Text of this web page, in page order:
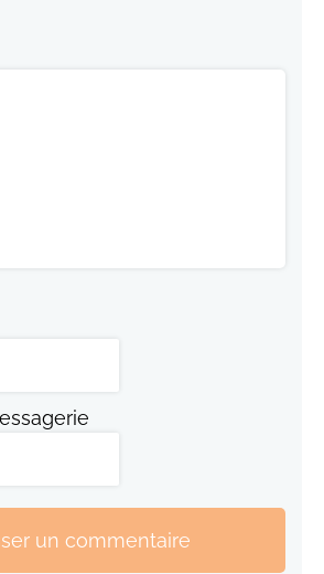
un commentaire